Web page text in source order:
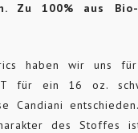
Zu 100% aus Bio-
haben wir uns
für ein 16 oz.
Candiani
des Stoffes